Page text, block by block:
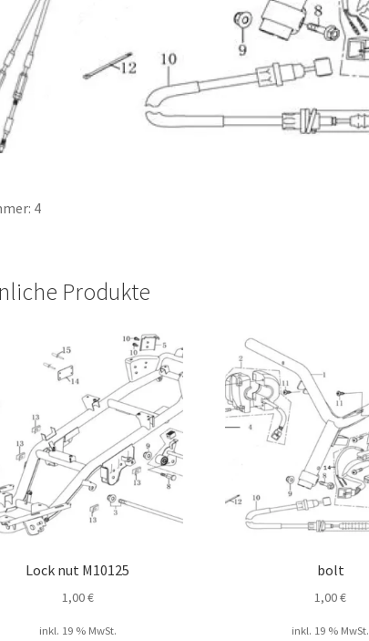
4
Produkte
Lock nut M10125
1,00€
inkl. 19 % MwSt.
bolt
1,00€
inkl. 19 % MwSt.